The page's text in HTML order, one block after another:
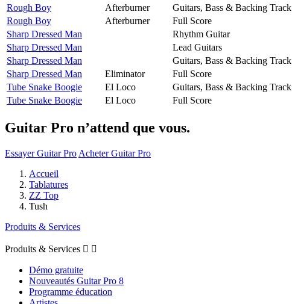
Rough Boy
Afterburner
Guitars, Bass & Backing Track
Rough Boy
Afterburner
Full Score
Sharp Dressed Man
Rhythm Guitar
Sharp Dressed Man
Lead Guitars
Sharp Dressed Man
Guitars, Bass & Backing Track
Sharp Dressed Man
Eliminator
Full Score
Tube Snake Boogie
El Loco
Guitars, Bass & Backing Track
Tube Snake Boogie
El Loco Full Score
Guitar Pro n’attend que vous.
Essayer Guitar Pro Acheter Guitar Pro
Accueil
Tablatures
ZZ Top
Tush
Produits & Services
Produits & Services  
Démo gratuite
Nouveautés Guitar Pro 8
Programme éducation